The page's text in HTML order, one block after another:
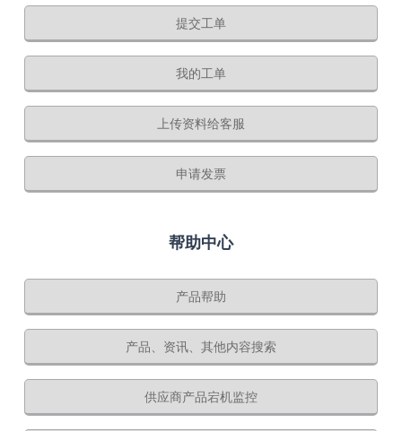
提交工单
我的工单
上传资料给客服
申请发票
帮助中心
产品帮助
产品、资讯、其他内容搜索
供应商产品宕机监控